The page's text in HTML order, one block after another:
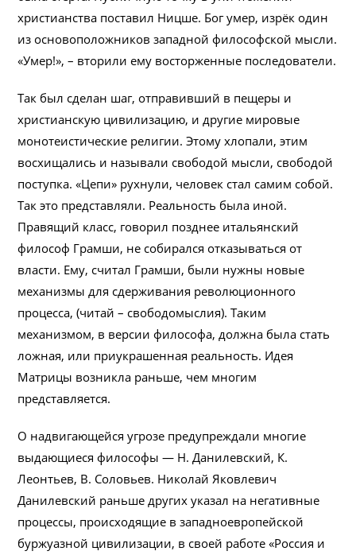
христианства поставил Ницше. Бог умер, изрёк один
из основоположников западной философской мысли.
«Умер!», – вторили ему восторженные последователи.
Так был сделан шаг, отправивший в пещеры и
христианскую цивилизацию, и другие мировые
монотеистические религии. Этому хлопали, этим
восхищались и называли свободой мысли, свободой
поступка. «Цепи» рухнули, человек стал самим собой.
Так это представляли. Реальность была иной.
Правящий класс, говорил позднее итальянский
философ Грамши, не собирался отказываться от
власти. Ему, считал Грамши, были нужны новые
механизмы для сдерживания революционного
процесса, (читай – свободомыслия). Таким
механизмом, в версии философа, должна была стать
ложная, или приукрашенная реальность. Идея
Матрицы возникла раньше, чем многим
представляется.
О надвигающейся угрозе предупреждали многие
выдающиеся философы — Н. Данилевский, К.
Леонтьев, В. Соловьев. Николай Яковлевич
Данилевский раньше других указал на негативные
процессы, происходящие в западноевропейской
буржуазной цивилизации, в своей работе «Россия и